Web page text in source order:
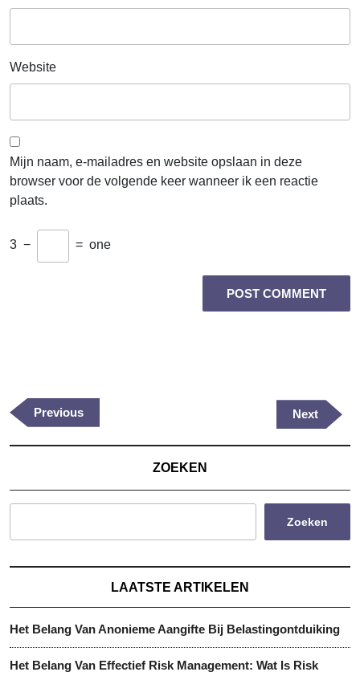
Website
Mijn naam, e-mailadres en website opslaan in deze
browser voor de volgende keer wanneer ik een reactie
plaats.
3 − = one
Previous
Post
Previous
Next
Post
Next
ZOEKEN
Zoeken
LAATSTE ARTIKELEN
Het Belang Van Anonieme Aangifte Bij Belastingontduiking
Het Belang Van Effectief Risk Management: Wat Is Risk